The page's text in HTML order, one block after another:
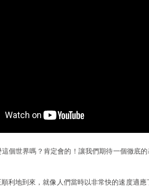
個世界嗎？肯定會的！讓我們期待一個徹底
利地到來，就像人們當時以非常快的速度適